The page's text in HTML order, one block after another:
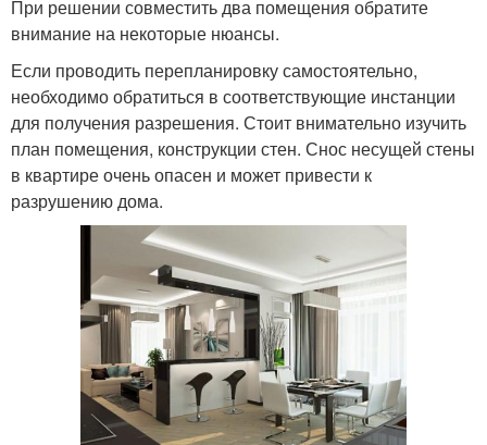
При решении совместить два помещения обратите
внимание на некоторые нюансы.
Если проводить перепланировку самостоятельно,
необходимо обратиться в соответствующие инстанции
для получения разрешения. Стоит внимательно изучить
план помещения, конструкции стен. Снос несущей стены
в квартире очень опасен и может привести к
разрушению дома.